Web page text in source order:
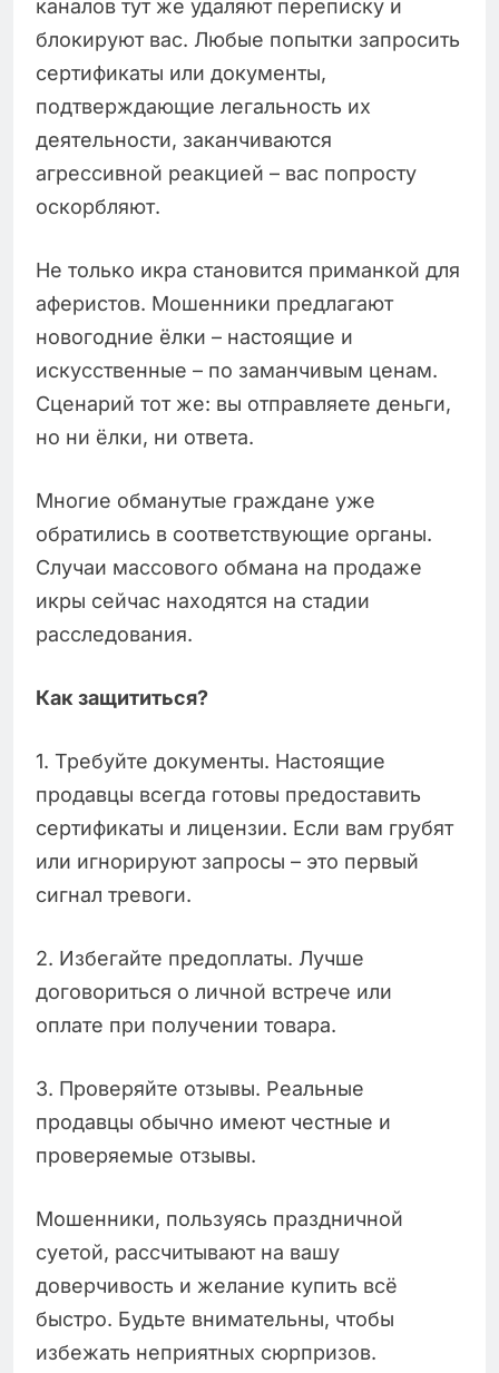
каналов тут же удаляют переписку и
блокируют вас. Любые попытки запросить
сертификаты или документы,
подтверждающие легальность их
деятельности, заканчиваются
агрессивной реакцией – вас попросту
оскорбляют.
Не только икра становится приманкой для
аферистов. Мошенники предлагают
новогодние ёлки – настоящие и
искусственные – по заманчивым ценам.
Сценарий тот же: вы отправляете деньги,
но ни ёлки, ни ответа.
Многие обманутые граждане уже
обратились в соответствующие органы.
Случаи массового обмана на продаже
икры сейчас находятся на стадии
расследования.
Как защититься?
1. Требуйте документы. Настоящие
продавцы всегда готовы предоставить
сертификаты и лицензии. Если вам грубят
или игнорируют запросы – это первый
сигнал тревоги.
2. Избегайте предоплаты. Лучше
договориться о личной встрече или
оплате при получении товара.
3. Проверяйте отзывы. Реальные
продавцы обычно имеют честные и
проверяемые отзывы.
Мошенники, пользуясь праздничной
суетой, рассчитывают на вашу
доверчивость и желание купить всё
быстро. Будьте внимательны, чтобы
избежать неприятных сюрпризов.